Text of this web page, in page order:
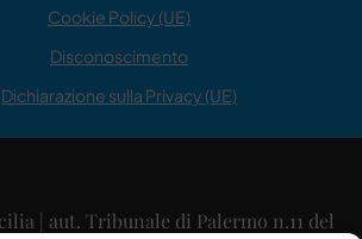
Cookie Policy (UE)
Disconoscimento
Dichiarazione sulla Privacy (UE)
| aut. Tribunale di Palermo n.11 del